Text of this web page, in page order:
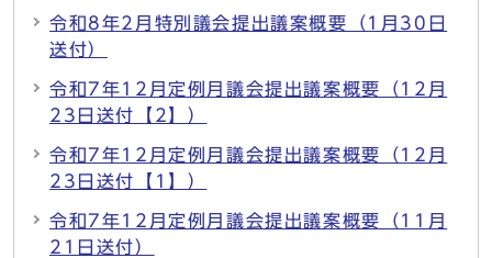
令和8年2月特別議会提出議案概要（1月30日
送付）
令和7年12月定例月議会提出議案概要（12月
23日送付【2】）
令和7年12月定例月議会提出議案概要（12月
23日送付【1】）
令和7年12月定例月議会提出議案概要（11月
21日送付）